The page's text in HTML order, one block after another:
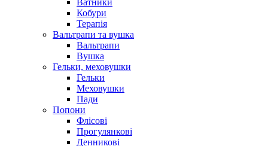
Ватники
Кобури
Терапія
Вальтрапи та вушка
Вальтрапи
Вушка
Гельки, меховушки
Гельки
Меховушки
Пади
Попони
Флісові
Прогулянкові
Денникові